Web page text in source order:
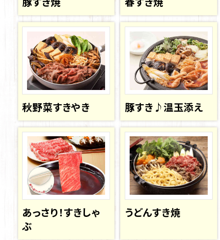
秋野菜すきやき 豚すき♪温玉添え
あっさり！すきしゃ
ぶ
うどんすき焼